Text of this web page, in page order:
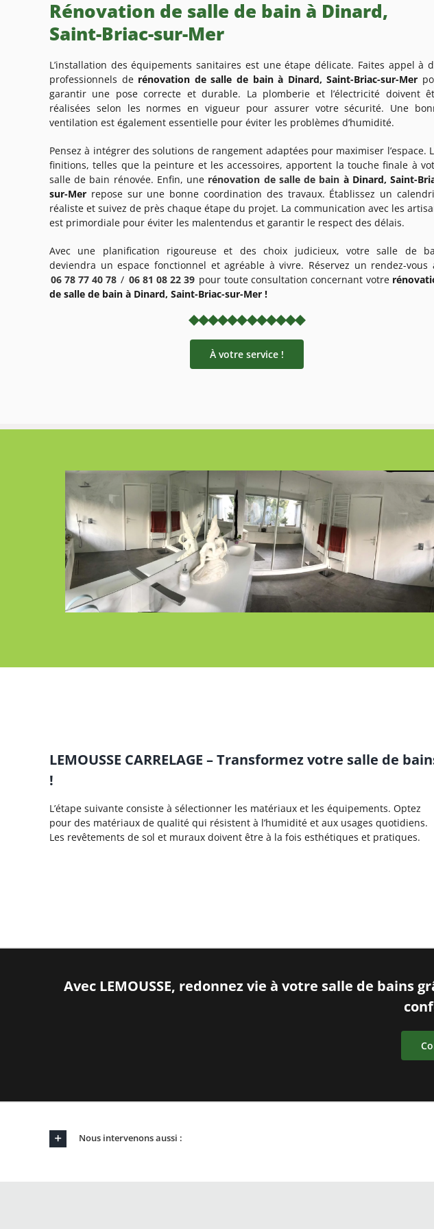
Rénovation de salle de bain à Dinard,
Saint-Briac-sur-Mer
L’installation des équipements sanitaires est une étape délicate. Faites appel à
professionnels de rénovation de salle de bain à Dinard, Saint-Briac-sur-Mer
garantir une pose correcte et durable. La plomberie et l’électricité doivent
réalisées selon les normes en vigueur pour assurer votre sécurité. Une
ventilation est également essentielle pour éviter les problèmes d’humidité.
Pensez à intégrer des solutions de rangement adaptées pour maximiser l’espace.
finitions, telles que la peinture et les accessoires, apportent la touche finale à
salle de bain rénovée. Enfin, une rénovation de salle de bain à Dinard, Saint-
sur-Mer repose sur une bonne coordination des travaux. Établissez un
réaliste et suivez de près chaque étape du projet. La communication avec les
est primordiale pour éviter les malentendus et garantir le respect des délais.
Avec une planification rigoureuse et des choix judicieux, votre salle de
deviendra un espace fonctionnel et agréable à vivre. Réservez un rendez-vous
06 78 77 40 78 / 06 81 08 22 39 pour toute consultation concernant votre
de salle de bain à Dinard, Saint-Briac-sur-Mer !
À votre service !
LEMOUSSE CARRELAGE – Transformez votre salle de
!
L’étape suivante consiste à sélectionner les matériaux et les équipements. Optez
pour des matériaux de qualité qui résistent à l’humidité et aux usages quotidiens.
Les revêtements de sol et muraux doivent être à la fois esthétiques et pratiques.
Avec LEMOUSSE, redonnez vie à votre salle de
Nous intervenons aussi :